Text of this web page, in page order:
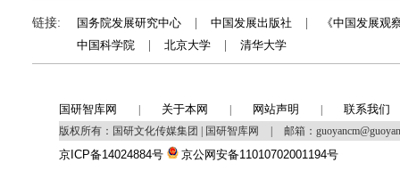
链接: 国务院发展研究中心 中国发展出版社
《中国发展观
中国科学院
北京大学 清华大学
国研智库网 关于本网 网站声明 联系我们
版权所有：国研文化传媒集团 | 国研智库网 邮箱：
京ICP备14024884号 京公网安备11010702001194号